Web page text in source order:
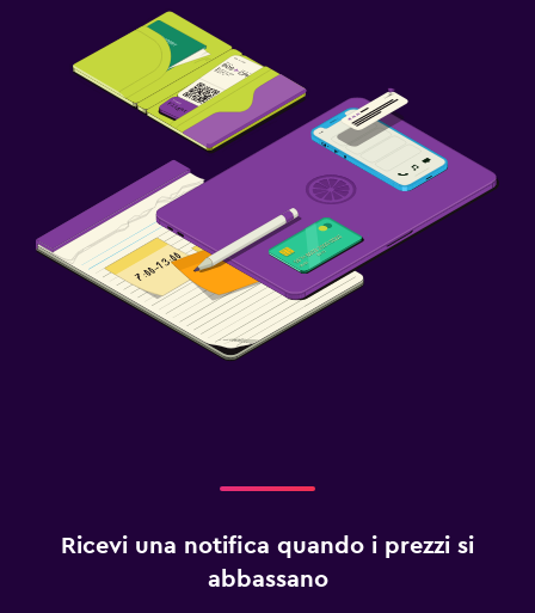
Ricevi una notifica quando i prezzi si
abbassano